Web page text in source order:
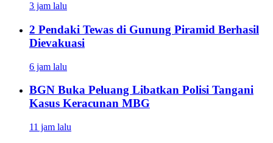
3 jam lalu
2 Pendaki Tewas di Gunung Piramid Berhasil
Dievakuasi
6 jam lalu
BGN Buka Peluang Libatkan Polisi Tangani
Kasus Keracunan MBG
11 jam lalu